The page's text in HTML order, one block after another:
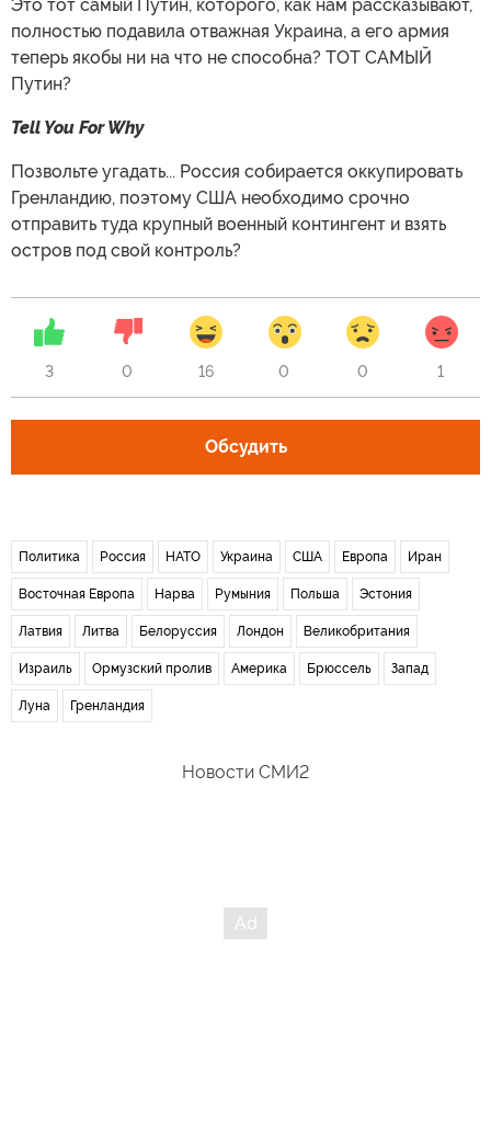
Это тот самый Путин, которого, как нам рассказывают,
полностью подавила отважная Украина, а его армия
теперь якобы ни на что не способна? ТОТ САМЫЙ
Путин?
Tell You For Why
Позвольте угадать... Россия собирается оккупировать
Гренландию, поэтому США необходимо срочно
отправить туда крупный военный контингент и взять
остров под свой контроль?
3 0 16 0 0 1
Обсудить
Политика Россия НАТО Украина США Европа Иран
Восточная Европа Нарва Румыния Польша Эстония
Латвия Литва Белоруссия Лондон Великобритания
Израиль Ормузский пролив Америка Брюссель Запад
Луна Гренландия
Новости СМИ2